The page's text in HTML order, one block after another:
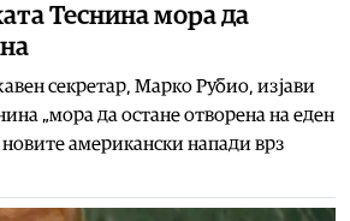
Теснина мора да
секретар, Марко Рубио, изјави
„мора да остане отворена на еден
американски напади врз